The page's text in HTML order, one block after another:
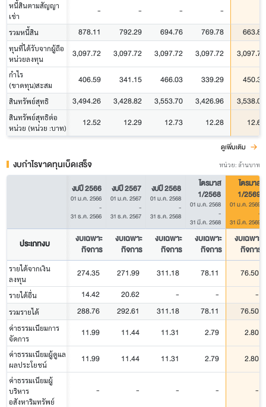
หนี้สินตามสัญญา
เช่า
- - - -
รวมหนี้สิน 878.11 792.29 694.76 769.78 663.86
ทุนที่ได้รับจากผู้ถือ
หน่วยลงทุน
3,097.72 3,097.72 3,097.72 3,097.72 3,097.72
กำไร
(ขาดทุน)สะสม
406.59 341.15 466.03 339.29 450.38
สินทรัพย์สุทธิ 3,494.26 3,428.82 3,553.70 3,426.96 3,538.05
สินทรัพย์สุทธิต่อ
หน่วย (หน่วย :บาท)
12.52 12.29 12.73 12.28 12.68
ดูเพิ่มเติม
งบกำไรขาดทุนเบ็ดเสร็จ หน่วย: ล้านบาท
งบปี 2566
01 ม.ค. 2566
-
31 ธ.ค. 2566
งบปี 2567
01 ม.ค. 2567
-
31 ธ.ค. 2567
งบปี 2568
01 ม.ค. 2568
-
31 ธ.ค. 2568
ไตรมาส
1/2568
01 ม.ค. 2568
-
31 มี.ค. 2568
ไตรมาส
1/2569
01 ม.ค. 2569
-
31 มี.ค. 2569
ประเภทงบ
งบเฉพาะ
กิจการ
งบเฉพาะ
กิจการ
งบเฉพาะ
กิจการ
งบเฉพาะ
กิจการ
งบเฉพาะ
กิจการ
รายได้จากเงิน
ลงทุน
274.35 271.99 311.18 78.11 76.50
รายได้อื่น 14.42 20.62 - - -
รวมรายได้ 288.76 292.61 311.18 78.11 76.50
ค่าธรรมเนียมการ
จัดการ
11.99 11.44 11.31 2.79 2.80
ค่าธรรมเนียมผู้ดูแล
ผลประโยชน์
11.99 11.44 11.31 2.79 2.80
ค่าธรรมเนียมผู้
บริหาร
อสังหาริมทรัพย์
- - - - -